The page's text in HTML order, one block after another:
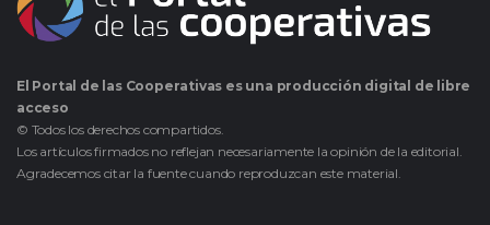
El Portal de las Cooperativas es una producción digital de libre
acceso
© Todos los derechos compartidos.
Los artículos firmados no reflejan necesariamente la opinión de la editorial.
Agradecemos citar la fuente cuando reproduzcan este material.